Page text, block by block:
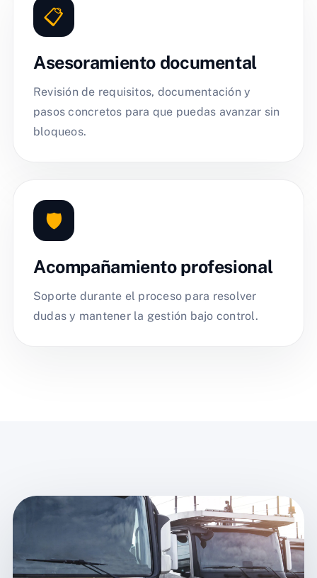
📋
Asesoramiento documental
Revisión de requisitos, documentación y
pasos concretos para que puedas avanzar sin
bloqueos.
🛡️
Acompañamiento profesional
Soporte durante el proceso para resolver
dudas y mantener la gestión bajo control.